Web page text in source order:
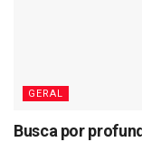
GERAL
Busca por